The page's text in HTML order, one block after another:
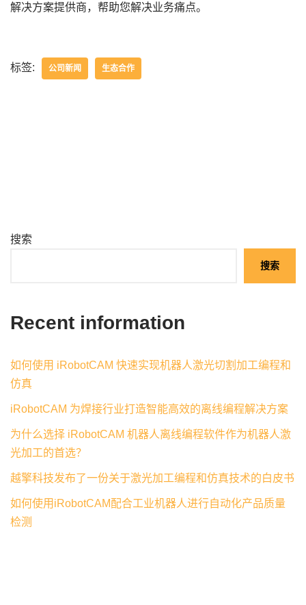
解决方案提供商，帮助您解决业务痛点。
标签: 公司新闻 生态合作
搜索
搜索
Recent information
如何使用 iRobotCAM 快速实现机器人激光切割加工编程和
仿真
iRobotCAM 为焊接行业打造智能高效的离线编程解决方案
为什么选择 iRobotCAM 机器人离线编程软件作为机器人激
光加工的首选？
越擎科技发布了一份关于激光加工编程和仿真技术的白皮书
如何使用iRobotCAM配合工业机器人进行自动化产品质量
检测